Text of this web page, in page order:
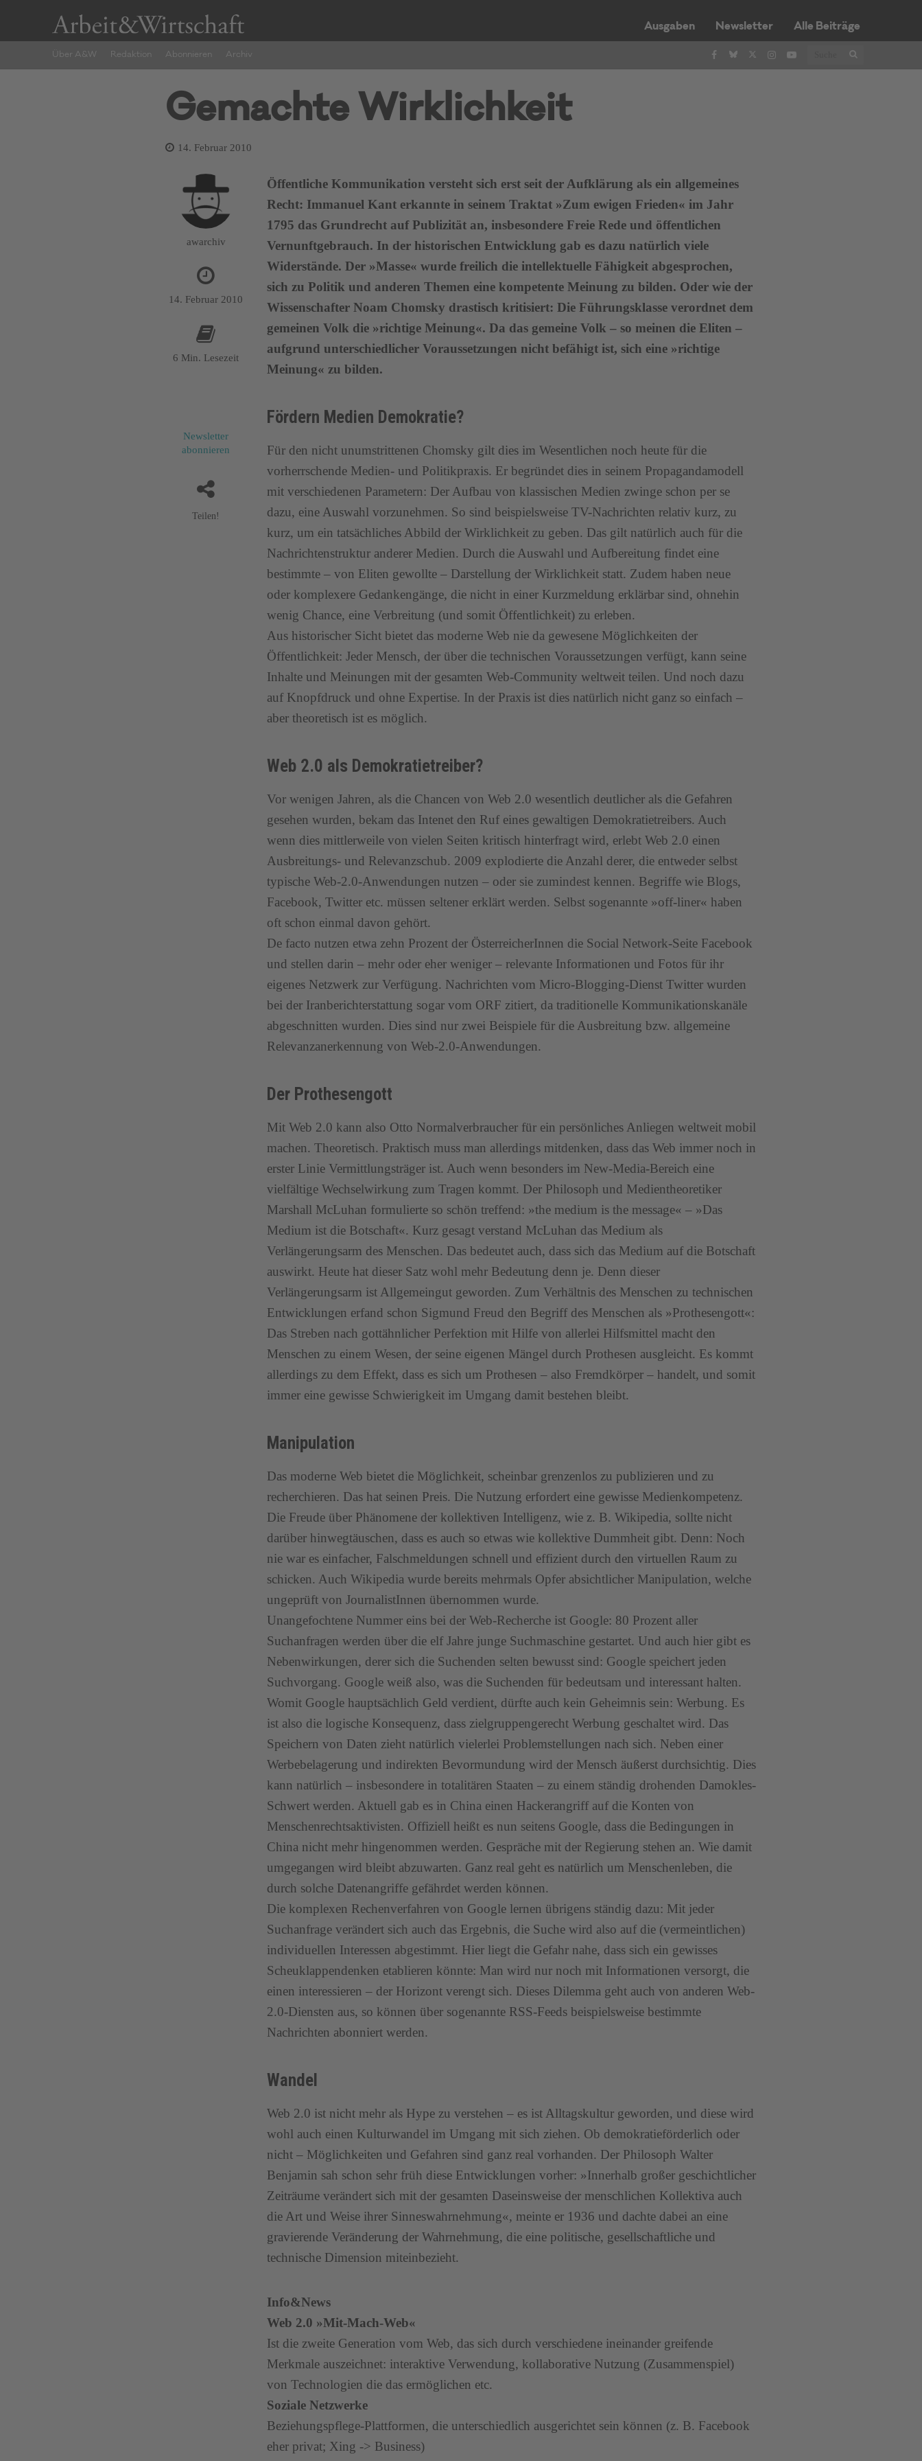
Ausgaben Newsletter Alle Beiträge
Über A&W Redaktion Abonnieren Archiv
Gemachte Wirklichkeit
14. Februar 2010
awarchiv
14. Februar 2010
6 Min. Lesezeit
Newsletter
abonnieren
Teilen!
Öffentliche Kommunikation versteht sich erst seit der Aufklärung als ein allgemeines
Recht: Immanuel Kant erkannte in seinem Traktat »Zum ewigen Frieden« im Jahr
1795 das Grundrecht auf Publizität an, insbesondere Freie Rede und öffentlichen
Vernunftgebrauch. In der historischen Entwicklung gab es dazu natürlich viele
Widerstände. Der »Masse« wurde freilich die intellektuelle Fähigkeit abgesprochen,
sich zu Politik und anderen Themen eine kompetente Meinung zu bilden. Oder wie der
Wissenschafter Noam Chomsky drastisch kritisiert: Die Führungsklasse verordnet dem
gemeinen Volk die »richtige Meinung«. Da das gemeine Volk – so meinen die Eliten –
aufgrund unterschiedlicher Voraussetzungen nicht befähigt ist, sich eine »richtige
Meinung« zu bilden.
Fördern Medien Demokratie?
Für den nicht unumstrittenen Chomsky gilt dies im Wesentlichen noch heute für die
vorherrschende Medien- und Politikpraxis. Er begründet dies in seinem Propagandamodell
mit verschiedenen Parametern: Der Aufbau von klassischen Medien zwinge schon per se
dazu, eine Auswahl vorzunehmen. So sind beispielsweise TV-Nachrichten relativ kurz, zu
kurz, um ein tatsächliches Abbild der Wirklichkeit zu geben. Das gilt natürlich auch für die
Nachrichtenstruktur anderer Medien. Durch die Auswahl und Aufbereitung findet eine
bestimmte – von Eliten gewollte – Darstellung der Wirklichkeit statt. Zudem haben neue
oder komplexere Gedankengänge, die nicht in einer Kurzmeldung erklärbar sind, ohnehin
wenig Chance, eine Verbreitung (und somit Öffentlichkeit) zu erleben.
Aus historischer Sicht bietet das moderne Web nie da gewesene Möglichkeiten der
Öffentlichkeit: Jeder Mensch, der über die technischen Voraussetzungen verfügt, kann seine
Inhalte und Meinungen mit der gesamten Web-Community weltweit teilen. Und noch dazu
auf Knopfdruck und ohne Expertise. In der Praxis ist dies natürlich nicht ganz so einfach –
aber theoretisch ist es möglich.
Web 2.0 als Demokratietreiber?
Vor wenigen Jahren, als die Chancen von Web 2.0 wesentlich deutlicher als die Gefahren
gesehen wurden, bekam das Intenet den Ruf eines gewaltigen Demokratietreibers. Auch
wenn dies mittlerweile von vielen Seiten kritisch hinterfragt wird, erlebt Web 2.0 einen
Ausbreitungs- und Relevanzschub. 2009 explodierte die Anzahl derer, die entweder selbst
typische Web-2.0-Anwendungen nutzen – oder sie zumindest kennen. Begriffe wie Blogs,
Facebook, Twitter etc. müssen seltener erklärt werden. Selbst sogenannte »off-liner« haben
oft schon einmal davon gehört.
De facto nutzen etwa zehn Prozent der ÖsterreicherInnen die Social Network-Seite Facebook
und stellen darin – mehr oder eher weniger – relevante Informationen und Fotos für ihr
eigenes Netzwerk zur Verfügung. Nachrichten vom Micro-Blogging-Dienst Twitter wurden
bei der Iranberichterstattung sogar vom ORF zitiert, da traditionelle Kommunikationskanäle
abgeschnitten wurden. Dies sind nur zwei Beispiele für die Ausbreitung bzw. allgemeine
Relevanzanerkennung von Web-2.0-Anwendungen.
Der Prothesengott
Mit Web 2.0 kann also Otto Normalverbraucher für ein persönliches Anliegen weltweit mobil
machen. Theoretisch. Praktisch muss man allerdings mitdenken, dass das Web immer noch in
erster Linie Vermittlungsträger ist. Auch wenn besonders im New-Media-Bereich eine
vielfältige Wechselwirkung zum Tragen kommt. Der Philosoph und Medientheoretiker
Marshall McLuhan formulierte so schön treffend: »the medium is the message« – »Das
Medium ist die Botschaft«. Kurz gesagt verstand McLuhan das Medium als
Verlängerungsarm des Menschen. Das bedeutet auch, dass sich das Medium auf die Botschaft
auswirkt. Heute hat dieser Satz wohl mehr Bedeutung denn je. Denn dieser
Verlängerungsarm ist Allgemeingut geworden. Zum Verhältnis des Menschen zu technischen
Entwicklungen erfand schon Sigmund Freud den Begriff des Menschen als »Prothesengott«:
Das Streben nach gottähnlicher Perfektion mit Hilfe von allerlei Hilfsmittel macht den
Menschen zu einem Wesen, der seine eigenen Mängel durch Prothesen ausgleicht. Es kommt
allerdings zu dem Effekt, dass es sich um Prothesen – also Fremdkörper – handelt, und somit
immer eine gewisse Schwierigkeit im Umgang damit bestehen bleibt.
Manipulation
Das moderne Web bietet die Möglichkeit, scheinbar grenzenlos zu publizieren und zu
recherchieren. Das hat seinen Preis. Die Nutzung erfordert eine gewisse Medienkompetenz.
Die Freude über Phänomene der kollektiven Intelligenz, wie z. B. Wikipedia, sollte nicht
darüber hinwegtäuschen, dass es auch so etwas wie kollektive Dummheit gibt. Denn: Noch
nie war es einfacher, Falschmeldungen schnell und effizient durch den virtuellen Raum zu
schicken. Auch Wikipedia wurde bereits mehrmals Opfer absichtlicher Manipulation, welche
ungeprüft von JournalistInnen übernommen wurde.
Unangefochtene Nummer eins bei der Web-Recherche ist Google: 80 Prozent aller
Suchanfragen werden über die elf Jahre junge Suchmaschine gestartet. Und auch hier gibt es
Nebenwirkungen, derer sich die Suchenden selten bewusst sind: Google speichert jeden
Suchvorgang. Google weiß also, was die Suchenden für bedeutsam und interessant halten.
Womit Google hauptsächlich Geld verdient, dürfte auch kein Geheimnis sein: Werbung. Es
ist also die logische Konsequenz, dass zielgruppengerecht Werbung geschaltet wird. Das
Speichern von Daten zieht natürlich vielerlei Problemstellungen nach sich. Neben einer
Werbebelagerung und indirekten Bevormundung wird der Mensch äußerst durchsichtig. Dies
kann natürlich – insbesondere in totalitären Staaten – zu einem ständig drohenden Damokles-
Schwert werden. Aktuell gab es in China einen Hackerangriff auf die Konten von
Menschenrechtsaktivisten. Offiziell heißt es nun seitens Google, dass die Bedingungen in
China nicht mehr hingenommen werden. Gespräche mit der Regierung stehen an. Wie damit
umgegangen wird bleibt abzuwarten. Ganz real geht es natürlich um Menschenleben, die
durch solche Datenangriffe gefährdet werden können.
Die komplexen Rechenverfahren von Google lernen übrigens ständig dazu: Mit jeder
Suchanfrage verändert sich auch das Ergebnis, die Suche wird also auf die (vermeintlichen)
individuellen Interessen abgestimmt. Hier liegt die Gefahr nahe, dass sich ein gewisses
Scheuklappendenken etablieren könnte: Man wird nur noch mit Informationen versorgt, die
einen interessieren – der Horizont verengt sich. Dieses Dilemma geht auch von anderen Web-
2.0-Diensten aus, so können über sogenannte RSS-Feeds beispielsweise bestimmte
Nachrichten abonniert werden.
Wandel
Web 2.0 ist nicht mehr als Hype zu verstehen – es ist Alltagskultur geworden, und diese wird
wohl auch einen Kulturwandel im Umgang mit sich ziehen. Ob demokratieförderlich oder
nicht – Möglichkeiten und Gefahren sind ganz real vorhanden. Der Philosoph Walter
Benjamin sah schon sehr früh diese Entwicklungen vorher: »Innerhalb großer geschichtlicher
Zeiträume verändert sich mit der gesamten Daseinsweise der menschlichen Kollektiva auch
die Art und Weise ihrer Sinneswahrnehmung«, meinte er 1936 und dachte dabei an eine
gravierende Veränderung der Wahrnehmung, die eine politische, gesellschaftliche und
technische Dimension miteinbezieht.
Info&News
Web 2.0 »Mit-Mach-Web«
Ist die zweite Generation vom Web, das sich durch verschiedene ineinander greifende
Merkmale auszeichnet: interaktive Verwendung, kollaborative Nutzung (Zusammenspiel)
von Technologien die das ermöglichen etc.
Soziale Netzwerke
Beziehungspflege-Plattformen, die unterschiedlich ausgerichtet sein können (z. B. Facebook
eher privat; Xing -> Business)